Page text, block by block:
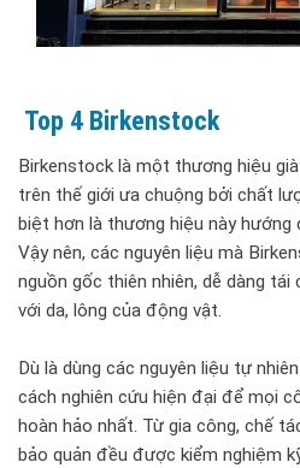
Top 4 Birkenstock
Birkenstock là một thương hiệu
trên thế giới ưa chuộng bởi chất
biệt hơn là thương hiệu này
Vậy nên, các nguyên liệu mà
nguồn gốc thiên nhiên, dễ dàng tái
với da, lông của động vật.
Dù là dùng các nguyên liệu tự
cách nghiên cứu hiện đại để mọi
hoàn hảo nhất. Từ gia công, chế
bảo quản đều được kiểm nghiệm